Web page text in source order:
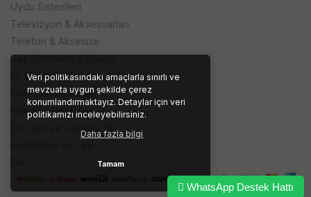
Veri politikasındaki amaçlarla sınırlı ve
mevzuata uygun şekilde çerez
konumlandırmaktayız. Detaylar için veri
politikamızı inceleyebilirsiniz.
Daha fazla bilgi
Tamam
Uydu Sistemleri
Televizyon & Aksesuarları
Telefon & Aksesuar
Ses Sistemleri & Radyo
Ev Elektroniği Kişisel Bakım
Güvenlik Sistemleri
Adaptör Akü Piller
Sarf ve İşyeri Ürünleri
WhatsApp Destek Hattı